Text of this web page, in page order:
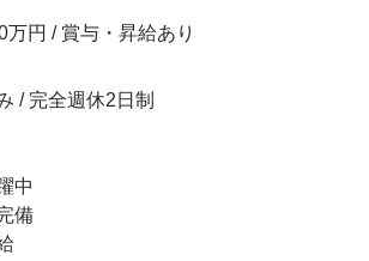
万円 / 賞与・昇給あり
/ 完全週休2日制
中
備